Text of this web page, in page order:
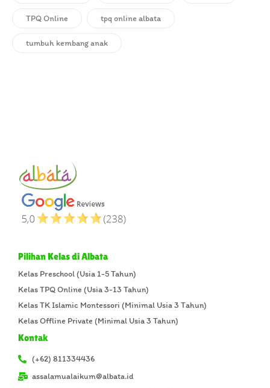
TPQ Online tpq online albata
tumbuh kembang anak
Pilihan Kelas di Albata
Kelas Preschool (Usia 1-5 Tahun)
Kelas TPQ Online (Usia 3-13 Tahun)
Kelas TK Islamic Montessori (Minimal Usia 3 Tahun)
Kelas Offline Private (Minimal Usia 3 Tahun)
Kontak
(+62) 811334436
assalamualaikum@albata.id